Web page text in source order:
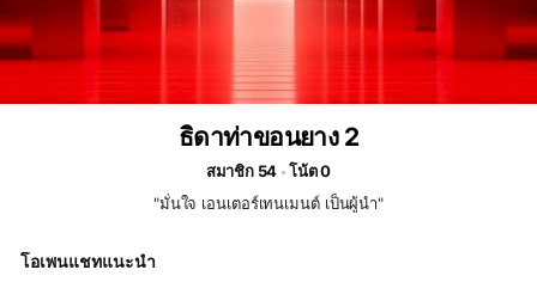
ธิดาท่าขอนยาง 2
สมาชิก 54
โน้ต 0
"มั่นใจ เอนเตอร์เทนเมนต์ เป็นผู้นำ"
โอเพนแชทแนะนำ